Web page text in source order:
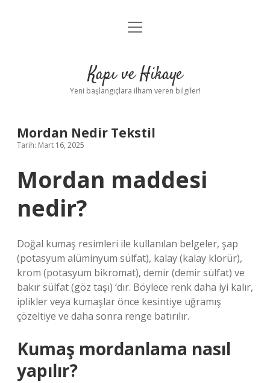
Anasayfa
Yasal Uyarı
menüyü
Kapı ve Hikaye
Yeni başlangıçlara ilham veren bilgiler!
Mordan Nedir Tekstil
Tarih: Mart 16, 2025
Mordan maddesi
nedir?
Doğal kumaş resimleri ile kullanılan belgeler, şap
(potasyum alüminyum sülfat), kalay (kalay klorür),
krom (potasyum bikromat), demir (demir sülfat) ve
bakır sülfat (göz taşı) ‘dır. Böylece renk daha iyi kalır,
iplikler veya kumaşlar önce kesintiye uğramış
çözeltiye ve daha sonra renge batırılır.
Kumaş mordanlama nasıl
yapılır?